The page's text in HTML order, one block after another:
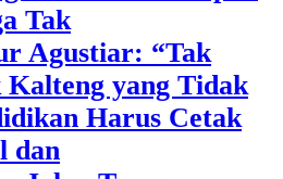
Tak
Agustiar: “Tak
Kalteng yang Tidak
Harus Cetak
dan